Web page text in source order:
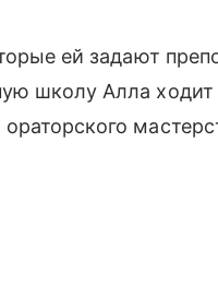
ей задают
школу Алла ходит